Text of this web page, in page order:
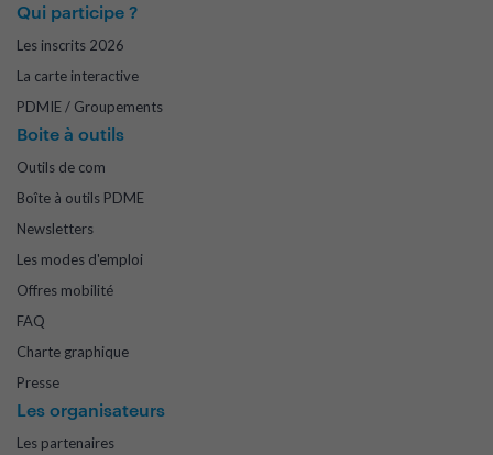
Qui participe ?
Les inscrits 2026
La carte interactive
PDMIE / Groupements
Boite à outils
Outils de com
Boîte à outils PDME
Newsletters
Les modes d'emploi
Offres mobilité
FAQ
Charte graphique
Presse
Les organisateurs
Les partenaires